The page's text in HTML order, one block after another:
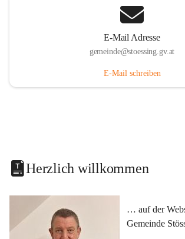
E-Mail Adresse
gemeinde@stoessing.gv.at
E-Mail schreiben
Herzlich willkommen
… auf der
Gemeinde